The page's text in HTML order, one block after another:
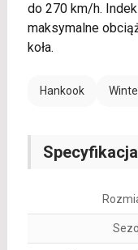
do 270 km/h.
maksymalne
koła.
Hankook
Specyfikacja